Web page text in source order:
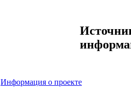
Информация о проекте